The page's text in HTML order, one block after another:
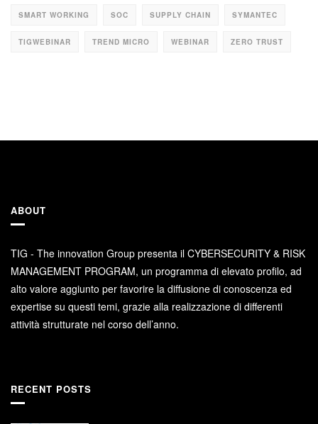
SMART WORKING SOC SUPPLY CHAIN SYMANTEC
TIGWEBINAR TREND MICRO WEBINAR ZERO TRUST
ABOUT
TIG - The innovation Group presenta il CYBERSECURITY & RISK
MANAGEMENT PROGRAM, un programma di elevato profilo, ad
alto valore aggiunto per favorire la diffusione di conoscenza ed
expertise su questi temi, grazie alla realizzazione di differenti
attività strutturate nel corso dell’anno.
RECENT POSTS